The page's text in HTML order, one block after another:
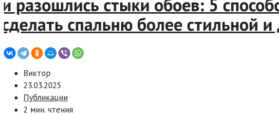
стыки обоев: 5
спальню более стильной и
Виктор
23.03.2025
Публикации
2 мин. чтения